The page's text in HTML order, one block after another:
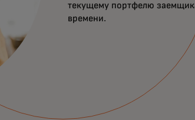
текущему портфелю
времени.